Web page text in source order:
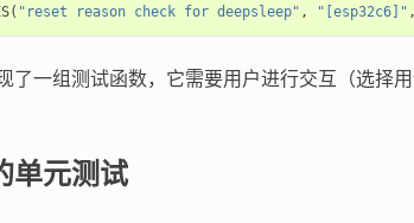
( "reset reason check for deepsleep" , "[esp32c6]" ,
了一组测试函数，它需要用户进行交互（选择用
单元测试